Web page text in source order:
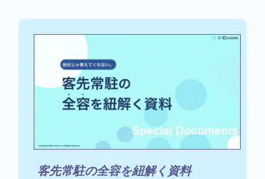
客先常駐の全容を紐解く資料